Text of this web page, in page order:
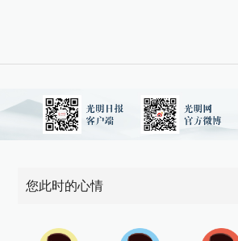
您此时的心情